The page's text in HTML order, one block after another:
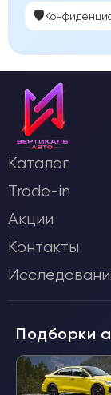
🛡️
Каталог
Trade-in
Акции
Контакты
Подборки